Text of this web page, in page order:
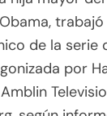
Obama,
de la serie
por